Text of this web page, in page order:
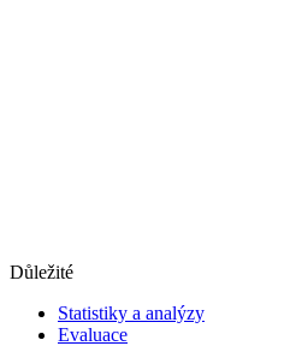
Důležité
Statistiky a analýzy
Evaluace